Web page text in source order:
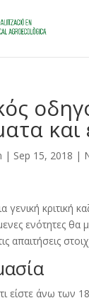
και
| Sep 15, 2018 |
γενική κριτική
ενότητες θα
απαιτήσεις
είστε άνω των 18